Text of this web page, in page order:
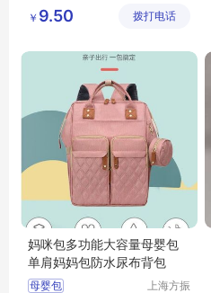
限公司
￥ 9.50 拨打电话
妈咪包多功能大容量母婴包
单肩妈妈包防水尿布背包
母婴包
上海方振